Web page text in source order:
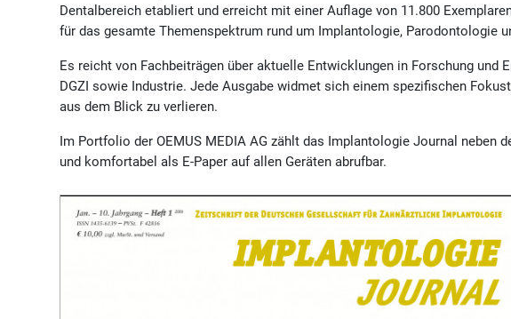
Dentalbereich etabliert und erreicht mit einer Auflage von 11.800
für das gesamte Themenspektrum rund um Implantologie, Parodontologie
Es reicht von Fachbeiträgen über aktuelle Entwicklungen in Forschung
DGZI sowie Industrie. Jede Ausgabe widmet sich einem spezifischen
aus dem Blick zu verlieren.
Im Portfolio der OEMUS MEDIA AG zählt das Implantologie Journal neben
und komfortabel als E-Paper auf allen Geräten abrufbar.